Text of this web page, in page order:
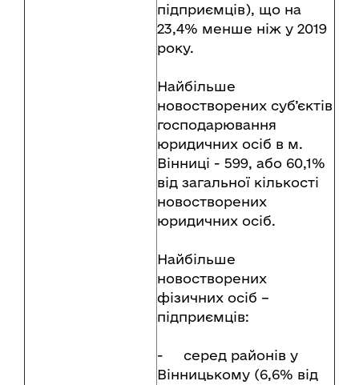
підприємців), що на
23,4% менше ніж у 2019
року.
Найбільше
новостворених суб’єктів
господарювання
юридичних осіб в м.
Вінниці - 599, або 60,1%
від загальної кількості
новостворених
юридичних осіб.
Найбільше
новостворених
фізичних осіб –
підприємців:
- серед районів у
Вінницькому (6,6% від